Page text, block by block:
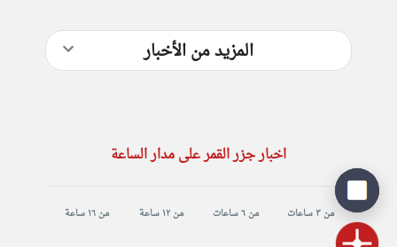
المزيد من الأخبار
اخبار جزر القمر على مدار الساعة
من ٣ ساعات من ٦ ساعات من ١٢ ساعة من ١٦ ساعة